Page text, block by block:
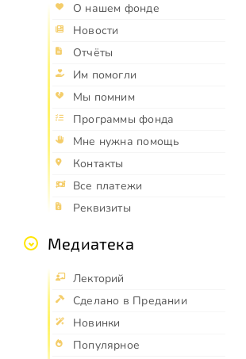
О нашем фонде
Новости
Отчёты
Им помогли
Мы помним
Программы фонда
Мне нужна помощь
Контакты
Все платежи
Реквизиты
Медиатека
Лекторий
Сделано в Предании
Новинки
Популярное